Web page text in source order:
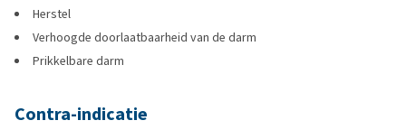
Herstel
Verhoogde doorlaatbaarheid van de darm
Prikkelbare darm
Contra-indicatie